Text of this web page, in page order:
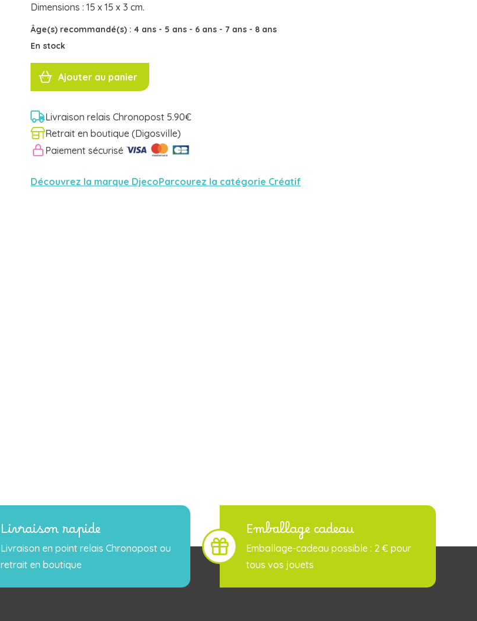
Dimensions : 15 x 15 x 3 cm.
Âge(s) recommandé(s) :4 ans - 5 ans - 6 ans - 7 ans - 8 ans
En stock
quantité
PERLES
BULLES Ajouter au panier
Livraison relais Chronopost 5.90€
Retrait en boutique (Digosville)
Paiement sécurisé
Découvrez la marque DjecoParcourez la catégorie Créatif
Livraison rapide
Livraison en point relais Chronopost ou
retrait en boutique
Emballage cadeau
Emballage-cadeau possible : 2 € pour
tous vos jouets